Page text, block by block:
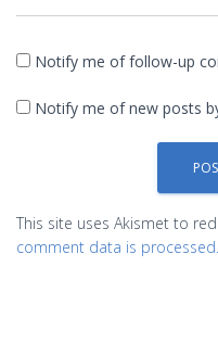
Notify me of follow-up
Notify me of new posts
This site uses Akismet to
comment data is processed.